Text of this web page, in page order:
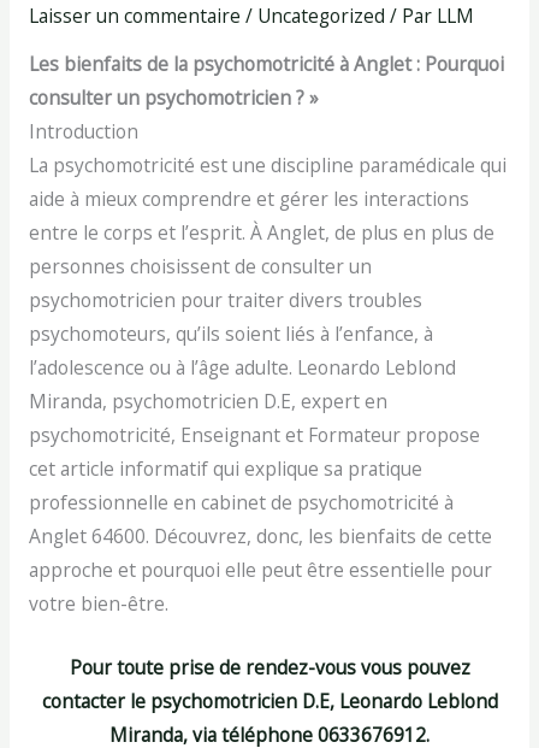
Laisser un commentaire / Uncategorized / Par LLM
Les bienfaits de la psychomotricité à Anglet : Pourquoi
consulter un psychomotricien ? »
Introduction
La psychomotricité est une discipline paramédicale qui
aide à mieux comprendre et gérer les interactions
entre le corps et l’esprit. À Anglet, de plus en plus de
personnes choisissent de consulter un
psychomotricien pour traiter divers troubles
psychomoteurs, qu’ils soient liés à l’enfance, à
l’adolescence ou à l’âge adulte. Leonardo Leblond
Miranda, psychomotricien D.E, expert en
psychomotricité, Enseignant et Formateur propose
cet article informatif qui explique sa pratique
professionnelle en cabinet de psychomotricité à
Anglet 64600. Découvrez, donc, les bienfaits de cette
approche et pourquoi elle peut être essentielle pour
votre bien-être.
Pour toute prise de rendez-vous vous pouvez
contacter le psychomotricien D.E, Leonardo Leblond
Miranda, viatéléphone 0633676912.